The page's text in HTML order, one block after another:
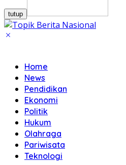
tutup
Home
News
Pendidikan
Ekonomi
Politik
Hukum
Olahraga
Pariwisata
Teknologi